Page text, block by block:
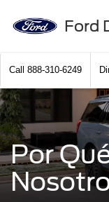
Ford
Call 888-310-6249
Por